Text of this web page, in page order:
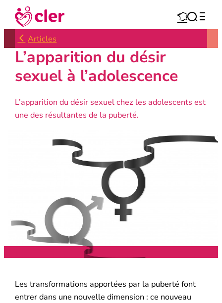
Aller
contenu
 
Articles
L’apparition du désir
sexuel à l’adolescence
L’apparition du désir sexuel chez les adolescents est
une des résultantes de la puberté.
Les transformations apportées par la puberté font
entrer dans une nouvelle dimension : ce nouveau